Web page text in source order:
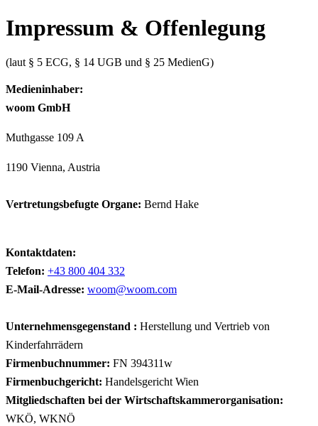
Impressum & Offenlegung
(laut § 5 ECG, § 14 UGB und § 25 MedienG)
Medieninhaber:
woom GmbH
Muthgasse 109 A
1190 Vienna, Austria
Vertretungsbefugte Organe: Bernd Hake
Kontaktdaten:
Telefon: +43 800 404 332
E-Mail-Adresse: woom@woom.com
Unternehmensgegenstand : Herstellung und Vertrieb von
Kinderfahrrädern
Firmenbuchnummer: FN 394311w
Firmenbuchgericht: Handelsgericht Wien
Mitgliedschaften bei der Wirtschaftskammerorganisation:
WKÖ, WKNÖ